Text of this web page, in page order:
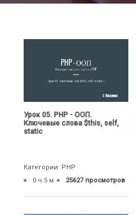
Урок 05. PHP - ООП.
Ключевые слова $this, self,
static
Категории: PHP
0 ч 5 м
25627 просмотров